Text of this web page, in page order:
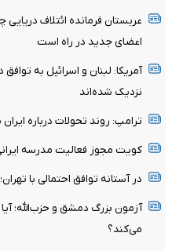
عربستان فرمانده ائتلاف
اعضای جدید در راه است
آمریکا: لبنان و اسرائیل به
نزدیک شده‌اند
ترامپ: روند تحولات درباره
کویت مجوز فعالیت مدرسه
در آستانه توافق احتمالی با
آزمون بزرگ دمشق و حزب‌الله؛
می‌کند؟